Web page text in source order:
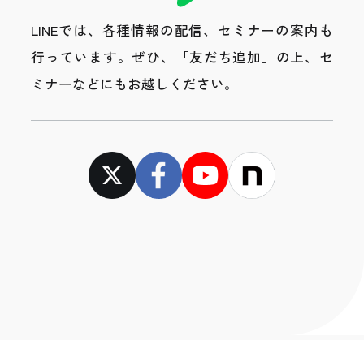
LINEでは、各種情報の配信、セミナーの案内も
行っています。 ぜひ、「友だち追加」の上、セ
ミナーなどにもお越しください。